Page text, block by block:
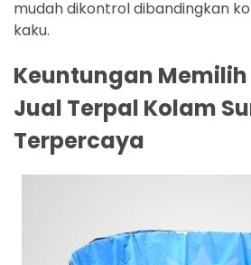
mudah dikontrol dibandingkan
kaku.
Keuntungan
Jual Terpal Kolam
Terpercaya